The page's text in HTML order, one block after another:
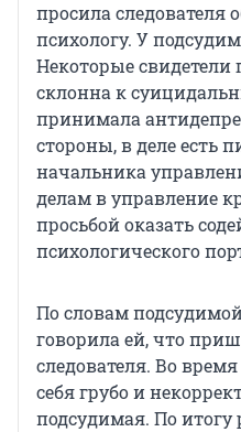
просила следователя
психологу. У
Некоторые свидетели
склонна к
принимала
стороны, в деле есть
начальника
делам в управление
просьбой оказать
психологического
По словам
говорила ей, что
следователя. Во
себя грубо и
подсудимая. По